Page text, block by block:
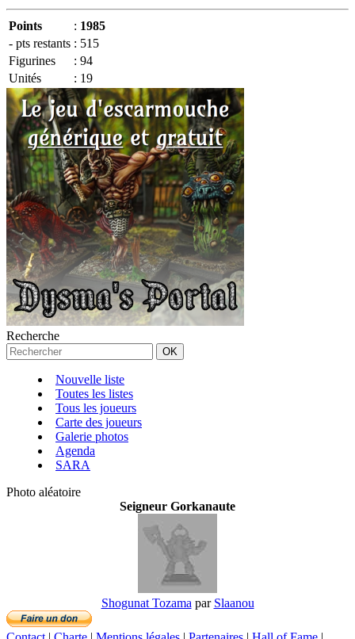
Points : 1985
- pts restants : 515
Figurines
: 94
Unités
: 19
Recherche
Nouvelle liste
Toutes les listes
Tous les joueurs
Carte des joueurs
Galerie photos
Agenda
SARA
Photo aléatoire
Seigneur Gorkanaute
Shogunat Tozama par Slaanou